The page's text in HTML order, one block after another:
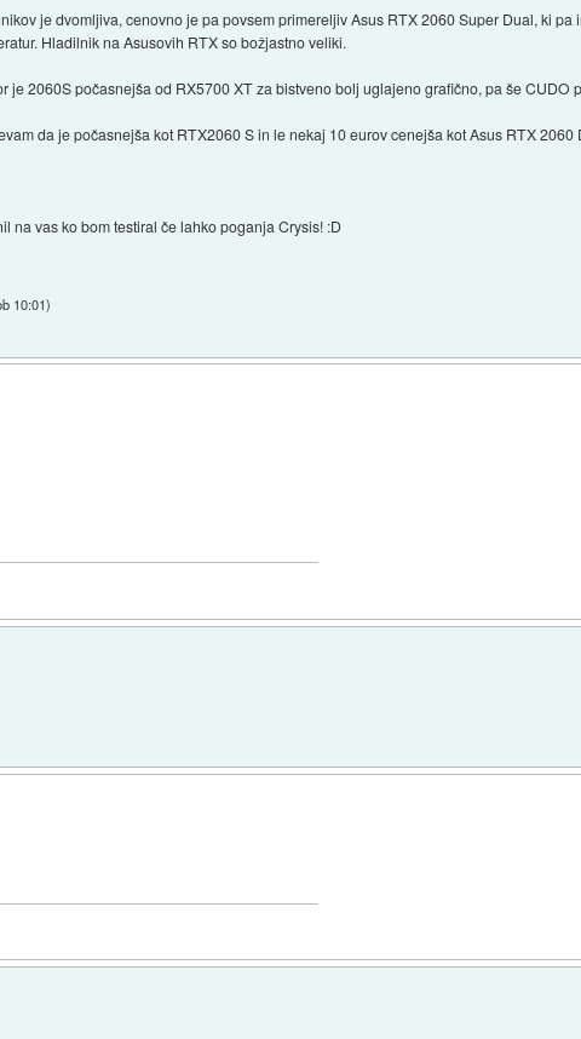
je dvomljiva, cenovno je pa povsem primereljiv Asus RTX 2060 Super Dual, ki
Hladilnik na Asusovih RTX so božjastno veliki.
je 2060S počasnejša od RX5700 XT za bistveno bolj uglajeno grafično, pa še CUDO
da je počasnejša kot RTX2060 S in le nekaj 10 eurov cenejša kot Asus RTX 2060
na vas ko bom testiral če lahko poganja Crysis! :D
10:01)